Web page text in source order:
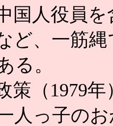
国人役員
ど、一筋
る。
（1979年
人っ子の